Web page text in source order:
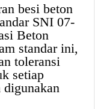
besi beton
SNI 07-
Beton
standar ini,
toleransi
setiap